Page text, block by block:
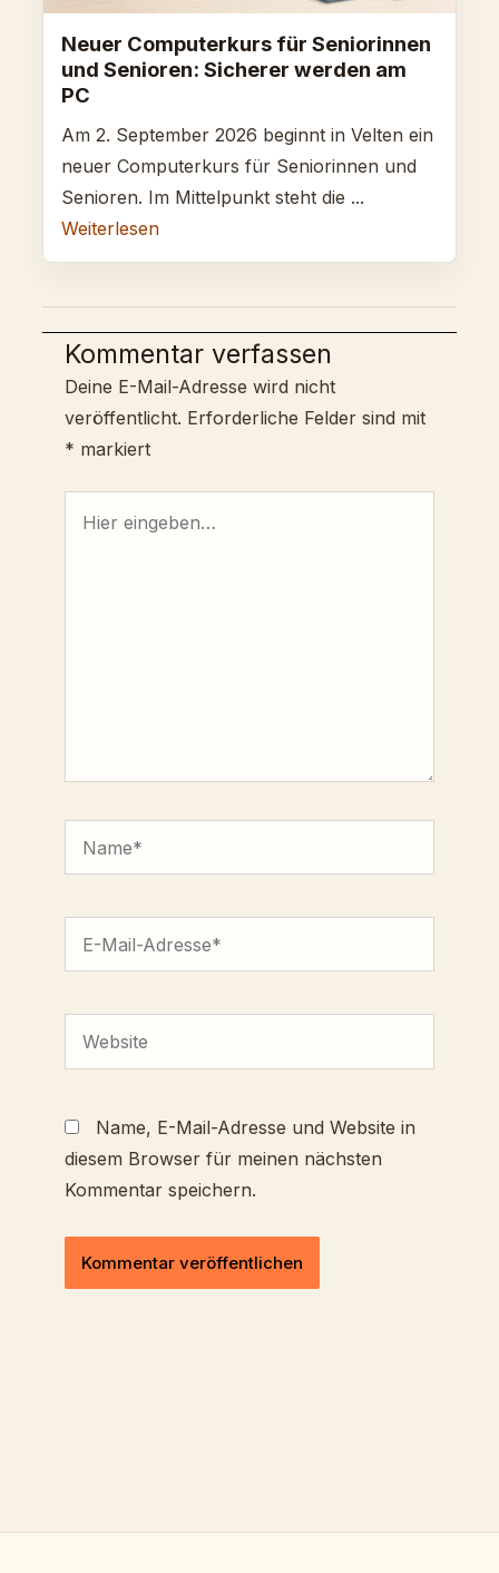
Neuer Computerkurs für Seniorinnen
und Senioren: Sicherer werden am
PC
Am 2. September 2026 beginnt in Velten ein
neuer Computerkurs für Seniorinnen und
Senioren. Im Mittelpunkt steht die ...
Weiterlesen
Kommentar verfassen
Deine E-Mail-Adresse wird nicht
veröffentlicht. Erforderliche Felder sind mit
* markiert
eingeben…
Name, E-Mail-Adresse und Website in
diesem Browser für meinen nächsten
Kommentar speichern.